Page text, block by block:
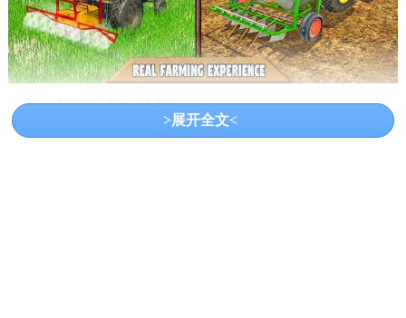
标签：模拟经营、休闲
《农场模拟器》简单好玩的农场经营类手机游戏！曾
>展开全文<